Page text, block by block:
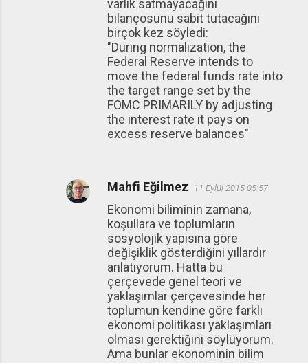
varlık satmayacağını
bilançosunu sabit tutacağını
birçok kez söyledi:
"During normalization, the
Federal Reserve intends to
move the federal funds rate into
the target range set by the
FOMC PRIMARILY by adjusting
the interest rate it pays on
excess reserve balances"
Mahfi Eğilmez 11 Eylül 2015 05:57
Ekonomi biliminin zamana,
koşullara ve toplumların
sosyolojik yapısına göre
değişiklik gösterdiğini yıllardır
anlatıyorum. Hatta bu
çerçevede genel teori ve
yaklaşımlar çerçevesinde her
toplumun kendine göre farklı
ekonomi politikası yaklaşımları
olması gerektiğini söylüyorum.
Ama bunlar ekonominin bilim